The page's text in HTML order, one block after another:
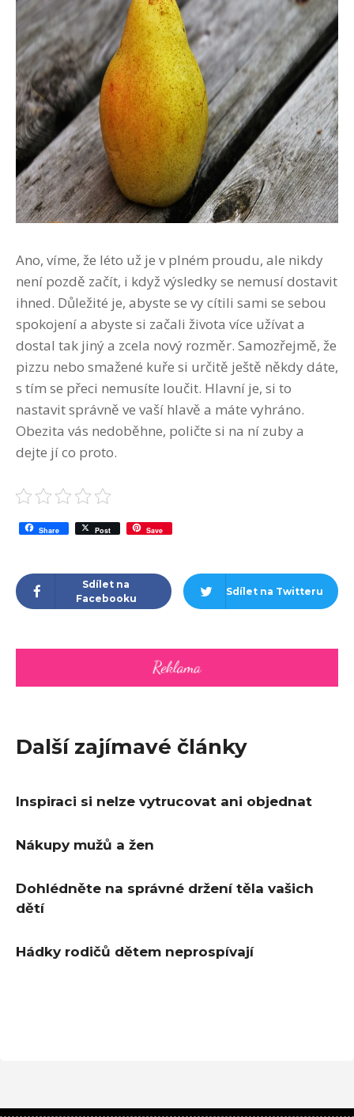
Ano, víme, že léto už je v plném proudu, ale nikdy
není pozdě začít, i když výsledky se nemusí dostavit
ihned. Důležité je, abyste se vy cítili sami se sebou
spokojení a abyste si začali života více užívat a
dostal tak jiný a zcela nový rozměr. Samozřejmě, že
pizzu nebo smažené kuře si určitě ještě někdy dáte,
s tím se přeci nemusíte loučit. Hlavní je, si to
nastavit správně ve vaší hlavě a máte vyhráno.
Obezita vás nedoběhne, poličte si na ní zuby a
dejte jí co proto.
Share Post Save
Sdílet na
Facebooku
Sdílet na Twitteru
Další zajímavé články
Inspiraci si nelze vytrucovat ani objednat
Nákupy mužů a žen
Dohlédněte na správné držení těla vašich
dětí
Hádky rodičů dětem neprospívají